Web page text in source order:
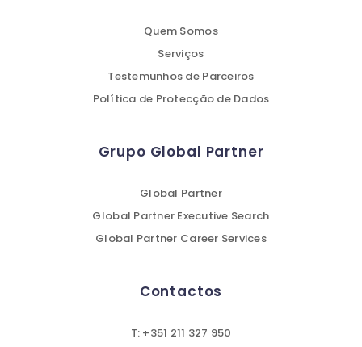
Quem Somos
Serviços
Testemunhos de Parceiros
Política de Protecção de Dados
Grupo Global Partner
Global Partner
Global Partner Executive Search
Global Partner Career Services
Contactos
T: +351 211 327 950